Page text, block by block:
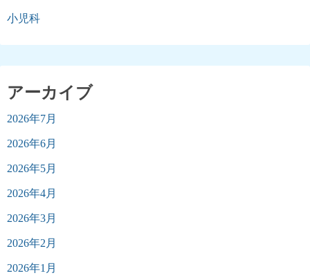
小児科
アーカイブ
2026年7月
2026年6月
2026年5月
2026年4月
2026年3月
2026年2月
2026年1月